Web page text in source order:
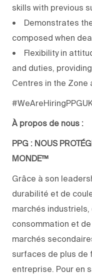
skills with previous
• Demonstrates
composed when
• Flexibility in
and duties,
Centres in the Zone
À propos de nous :
PPG : NOUS
MONDE™
Grâce à son
durabilité et de
marchés
consommation et
marchés
surfaces de plus de
entreprise. Pour en